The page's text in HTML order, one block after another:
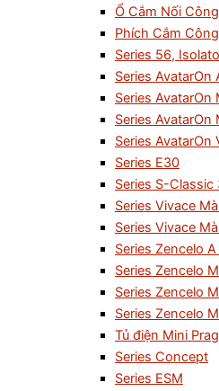
Ổ Cắm Nối
Phích Cắm
Series 56,
Series AvatarOn
Series AvatarOn
Series AvatarOn
Series AvatarOn
Series E30
Series S-Classic
Series Vivace
Series Vivace
Series Zencelo
Series Zencelo
Series Zencelo
Series Zencelo
Tủ điện Mini
Series Concept
Series ESM